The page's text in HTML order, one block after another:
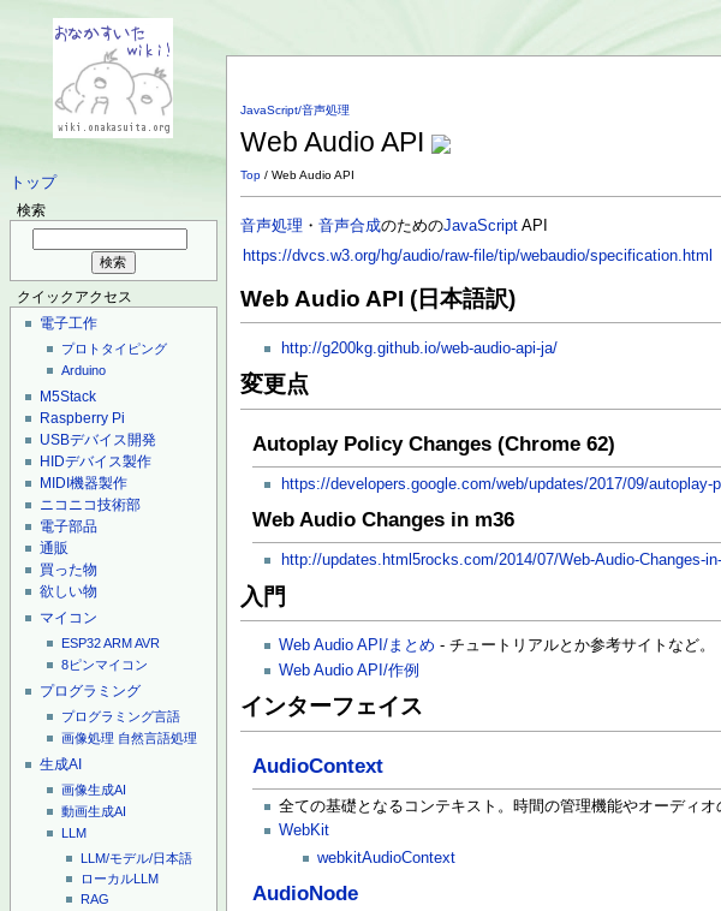
トップ
検索
クイックアクセス
電子工作
プロトタイピング
Arduino
M5Stack
Raspberry Pi
USBデバイス開発
HIDデバイス製作
MIDI機器製作
ニコニコ技術部
電子部品
通販
買った物
欲しい物
マイコン
ESP32ARMAVR
8ピンマイコン
プログラミング
プログラミング言語
画像処理 自然言語処理
生成AI
画像生成AI
動画生成AI
LLM
LLM/モデル/日本語
ローカルLLM
RAG
JavaScript/音声処理
Web Audio API
Top / Web Audio API
音声処理 ・音声合成のためのJavaScript API
https://dvcs.w3.org/hg/audio/raw-file/tip/webaudio/specification.html
Web Audio API (日本語訳)
http://g200kg.github.io/web-audio-api-ja/
変更点
Autoplay Policy Changes (Chrome 62)
https://developers.google.com/web/updates/2017/09/autoplay-
Web Audio Changes in m36
http://updates.html5rocks.com/2014/07/Web-Audio-Changes-
入門
Web Audio API/まとめ - チュートリアルとか参考サイトなど。
Web Audio API/作例
インターフェイス
AudioContext
全ての基礎となるコンテキスト。時間の管理機能やオーディオ
WebKit
webkitAudioContext
AudioNode